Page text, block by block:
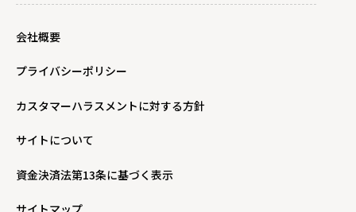
会社概要
プライバシーポリシー
カスタマーハラスメントに対する方針
サイトについて
資金決済法第13条に基づく表示
サイトマップ